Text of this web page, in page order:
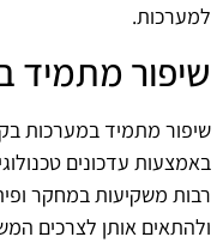
למערכות.
שיפור מתמיד
שיפור מתמיד במערכות
באמצעות עדכונים
רבות משקיעות במחקר
ולהתאים אותן לצרכים